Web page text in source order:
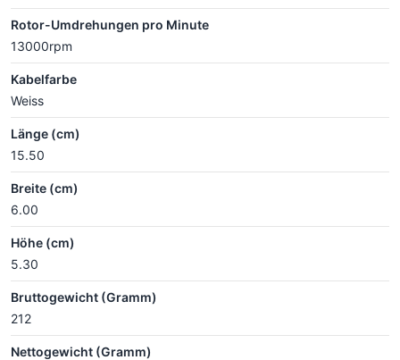
Rotor-Umdrehungen pro Minute
13000rpm
Kabelfarbe
Weiss
Länge (cm)
15.50
Breite (cm)
6.00
Höhe (cm)
5.30
Bruttogewicht (Gramm)
212
Nettogewicht (Gramm)